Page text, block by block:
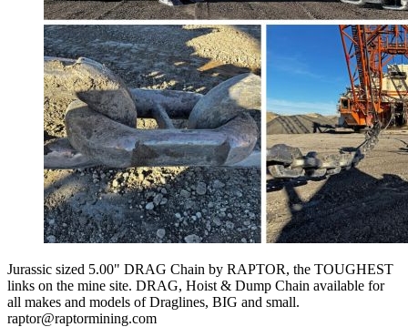
Jurassic sized 5.00" DRAG Chain by RAPTOR, the TOUGHEST
links on the mine site. DRAG, Hoist & Dump Chain available for
all makes and models of Draglines, BIG and small.
raptor@raptormining.com